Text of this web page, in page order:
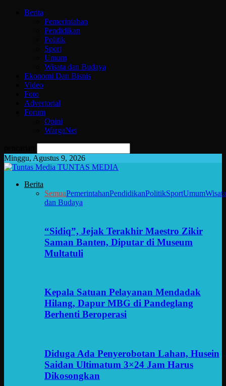
Berita
Pemerintahan
Pendidikan
Politik
Sport
Umum
Wisata dan Budaya
Ekonomi Dan Bisnis
Video
Foto
Advertorial
Forum
Opini
WargaNet
Minggu, Agustus 9, 2026
TUNTAS MEDIA
Berita
SemuaPemerintahanPendidikanPolitikSportUmumWisata
dan Budaya
“Sidiq”, Jejak Terakhir Maestro Zikir
Saman Banten, Diputar di Museum
Multatuli
Kepala Satuan Pelayanan Mendadak
Hilang, Dapur MBG di Pandeglang
Berhenti Beroperasi
Diduga Ada Penyerobotan Lahan, Husein
Saidan Ultimatum 3×24 Jam Harus
Dikosongkan